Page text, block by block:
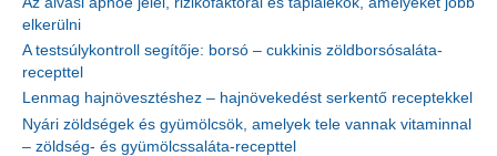
elkerülni
A testsúlykontroll segítője: borsó – cukkinis zöldborsósaláta-
recepttel
Lenmag hajnövesztéshez – hajnövekedést serkentő receptekkel
Nyári zöldségek és gyümölcsök, amelyek tele vannak vitaminnal
– zöldség- és gyümölcssaláta-recepttel